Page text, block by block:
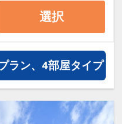
ゆ≫ ホテル道向
プール「ちゅら
用ＯＫ！
００～２３：０
割引は適用され
金は、カレンダ
後表示される
」でご確認くだ
選択
ラン、4部屋タイプ